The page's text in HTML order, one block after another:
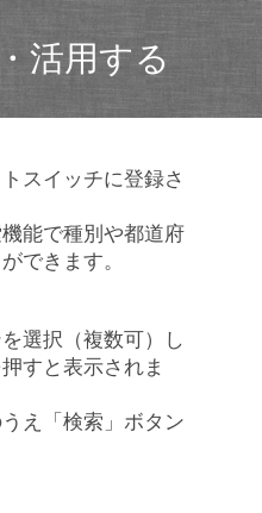
活用する
スイッチに登録さ
能で種別や都道府
できます。
選択（複数可）し
すと表示されま
え「検索」ボタン